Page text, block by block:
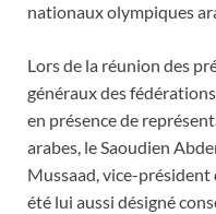
nationaux olympiques
Lors de la réunion des
généraux des
en présence de
arabes, le Saoudien
Mussaad, vice-président
été lui aussi désigné